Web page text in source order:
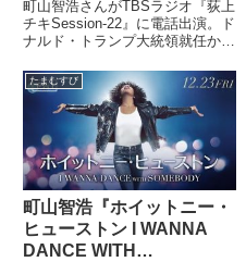
町山智浩さんがTBSラジオ『荻上
チキSession-22』に電話出演。ド
ナルド・トランプ大統領就任から
と、トランプ政権が行おうとして
いる三権分立の基本的な破壊につ
いて話していました。（荻上チ
キ）そうした中で、他に...
たまむすび
町山智浩『ホイットニー・
ヒューストン I WANNA
DANCE WITH